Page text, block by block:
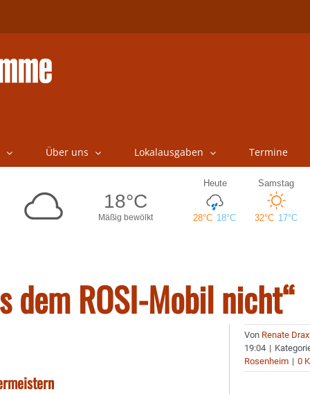
Über uns Lokalausgaben Termine
dem ROSI-Mobil nicht“
Von Renate Drax
19:04 |
Rosenheim | 0